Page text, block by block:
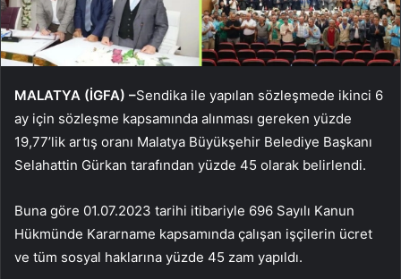
MALATYA (İGFA) –Sendika ile yapılan sözleşmede ikinci 6
ay için sözleşme kapsamında alınması gereken yüzde
19,77’lik artış oranı Malatya Büyükşehir Belediye Başkanı
Selahattin Gürkan tarafından yüzde 45 olarak belirlendi.
Buna göre 01.07.2023 tarihi itibariyle 696 Sayılı Kanun
Hükmünde Kararname kapsamında çalışan işçilerin ücret
ve tüm sosyal haklarına yüzde 45 zam yapıldı.